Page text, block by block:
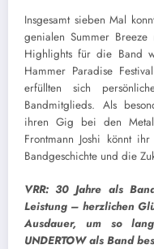
Insgesamt sieben Mal
genialen Summer
Highlights für die Band
Hammer Paradise
erfüllten sich
Bandmitglieds. Als
ihren Gig bei den
Frontmann Joshi könnt
Bandgeschichte und die
VRR:30 Jahre als
Leistung – herzlichen
Ausdauer, um so
UNDERTOW als Band